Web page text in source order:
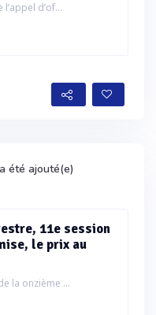
d’of...
a été ajouté(e)
11e session
le prix au
la onzième ...